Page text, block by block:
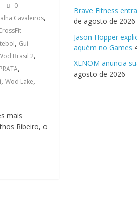
0
Cavaleiros,
, Gui
Brasil 2,
,
,Wod Lake,
mais
Ribeiro, o
Brave Fitness
de agosto de 2026
Jason Hopper
aquém no Games
XENOM anuncia
agosto de 2026